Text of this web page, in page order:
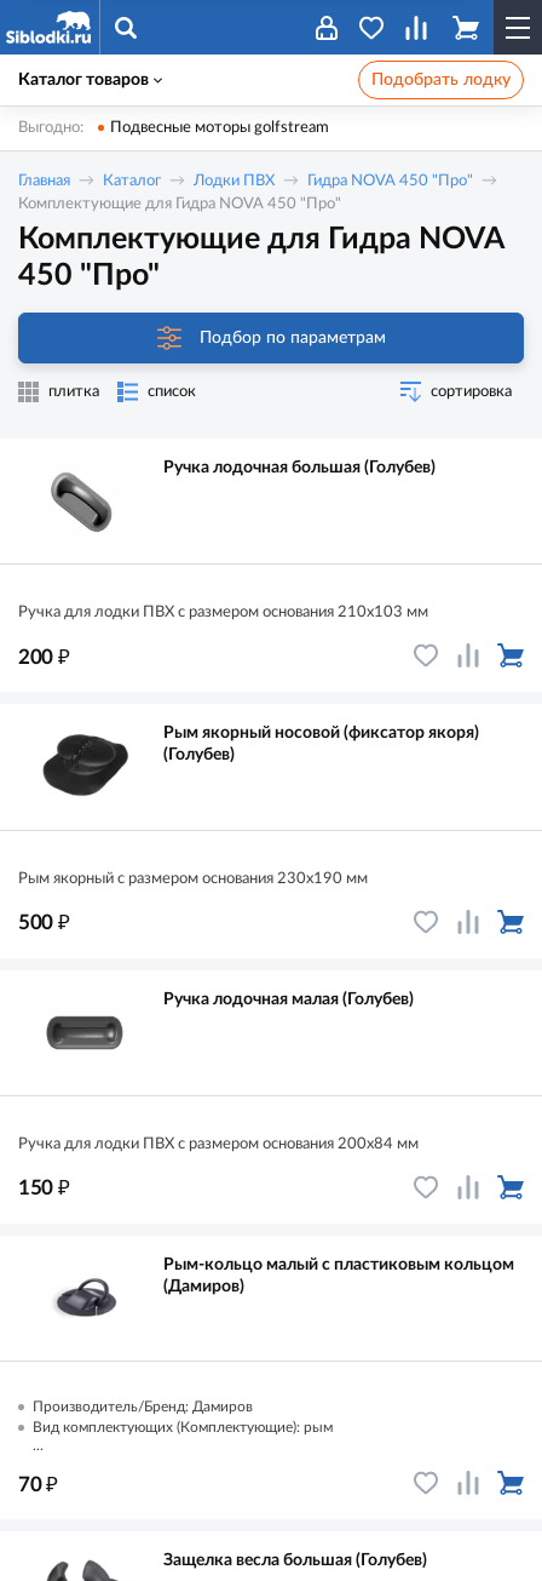
Каталог товаров Подобрать лодку
Выгодно: Подвесные моторы golfstream
Главная Каталог Лодки ПВХ
Гидра NOVA 450 "Про"
Комплектующие для Гидра NOVA 450 "Про"
Комплектующие для Гидра NOVA
450 "Про"
Подбор по параметрам
плитка список сортировка
Ручка лодочная большая (Голубев)
Ручка для лодки ПВХ с размером основания 210х103 мм
200 ₽
Рым якорный носовой (фиксатор якоря)
(Голубев)
Рым якорный с размером основания 230х190 мм
500 ₽
Ручка лодочная малая (Голубев)
Ручка для лодки ПВХ с размером основания 200х84 мм
150 ₽
Рым-кольцо малый с пластиковым кольцом
(Дамиров)
Производитель/Бренд: Дамиров
Вид комплектующих (Комплектующие): рым
...
70₽
Защелка весла большая (Голубев)